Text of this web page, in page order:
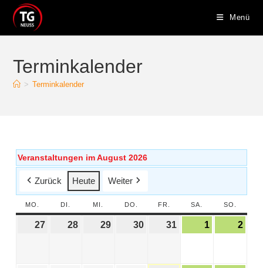
Menü
Terminkalender
> Terminkalender
Veranstaltungen im August 2026
Zurück Heute Weiter
MO. DI. MI. DO. FR. SA. SO.
27 28 29 30 31 1 2